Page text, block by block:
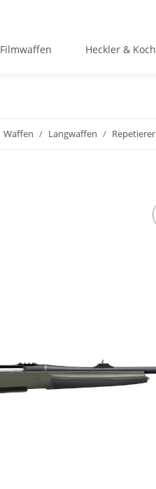
Filmwaffen Heckler & Koch
Waffen Langwaffen Repetierer